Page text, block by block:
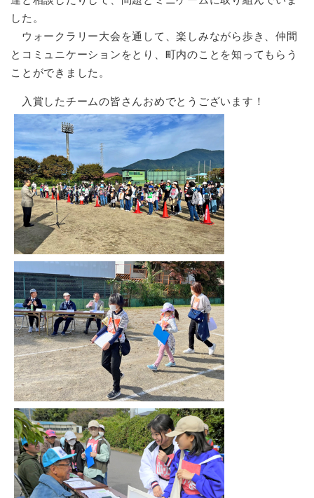
した。
ウォークラリー大会を通して、楽しみながら歩き、仲間
とコミュニケーションをとり、町内のことを知ってもらう
ことができました。
入賞したチームの皆さんおめでとうございます！